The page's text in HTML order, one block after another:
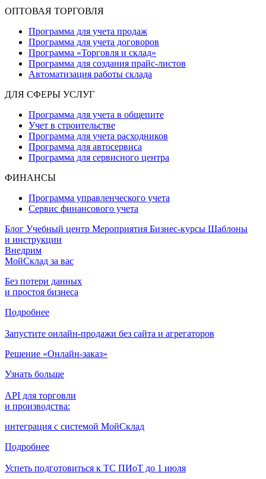
ОПТОВАЯ ТОРГОВЛЯ
Программа для учета продаж
Программа для учета договоров
Программа «Торговля и склад»
Программа для создания прайс‑листов
Автоматизация работы склада
ДЛЯ СФЕРЫ УСЛУГ
Программа для учета в общепите
Учет в строительстве
Программа для учета расходников
Программа для автосервиса
Программа для сервисного центра
ФИНАНСЫ
Программа управленческого учета
Сервис финансового учета
Блог Учебный центр Мероприятия Бизнес-курсы Шаблоны
и инструкции
Внедрим
МойСклад за вас
Без потери данных
и простоя бизнеса
Подробнее
Запустите онлайн-продажи без сайта и агрегаторов
Решение «Онлайн-заказ»
Узнать больше
API для торговли
и производства:
интеграция с системой МойСклад
Подробнее
Успеть подготовиться к ТС ПИоТ до 1 июля